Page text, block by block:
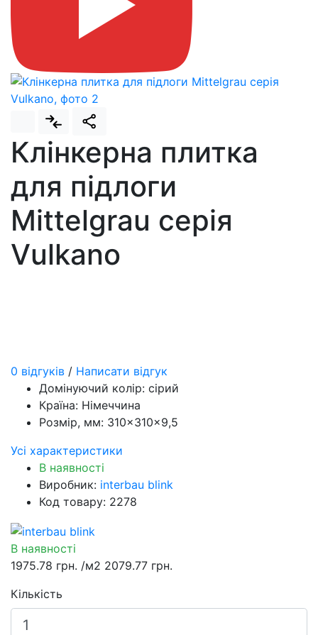
Клінкерна плитка
для підлоги
Mittelgrau серія
Vulkano
0 відгуків / Написати відгук
Домінуючий колір: сірий
Країна: Німеччина
Розмір, мм: 310×310×9,5
Усі характеристики
В наявності
Виробник: interbau blink
Код товару: 2278
В наявності
1975.78 грн. /м2 2079.77 грн.
Кількість